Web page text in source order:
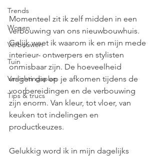
Trends
Wonen
Verbouwen
Tuin
Verlichtingsplan
Tips & trucs
Momenteel zit ik zelf midden in een
verbouwing van ons nieuwbouwhuis.
Gelijk weet ik waarom ik en mijn mede
interieur- ontwerpers en stylisten
onmisbaar zijn. De hoeveelheid
vragen die op je afkomen tijdens de
voorbereidingen en de verbouwing
zijn enorm. Van kleur, tot vloer, van
keuken tot indelingen en
productkeuzes.
Gelukkig word ik in mijn dagelijks